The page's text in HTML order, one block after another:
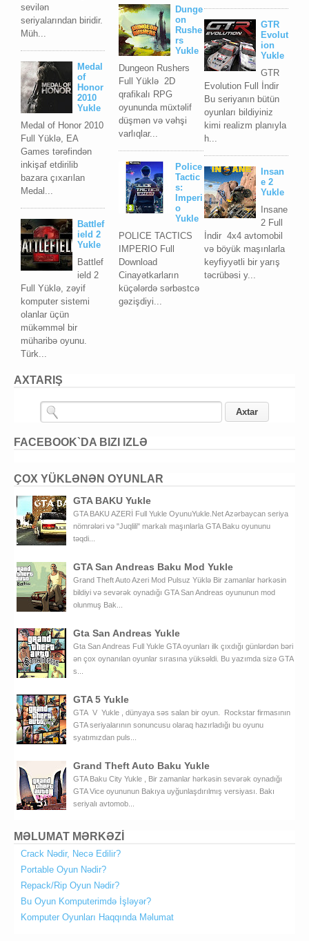
sevilən
seriyalarından biridir.
Müh...
Medal
of
Honor
2010
Yukle
Medal of Honor 2010
Full Yüklə, EA
Games tərəfindən
inkişaf etdirilib
bazara çıxarılan
Medal...
Battlef
ield 2
Yukle
Battlef
ield 2
Full Yüklə, zəyif
komputer sistemi
olanlar üçün
mükəmməl bir
müharibə oyunu.
Türk...
GTR
Evolut
ion
Yukle
GTR
Evolution Full İndir
Bu seriyanın bütün
oyunları bildiyiniz
kimi realizm planıyla
h...
Insan
e 2
Yukle
Insane
2 Full
İndir 4x4 avtomobil
və böyük maşınlarla
keyfiyyətli bir yarış
təcrübəsi y...
Dunge
on
Rushe
rs
Yukle
Dungeon Rushers
Full Yüklə 2D
qrafikalı RPG
oyununda müxtəlif
düşmən və vəhşi
varlıqlar...
Police
Tactic
s:
Imperi
o
Yukle
POLICE TACTICS
IMPERIO Full
Download
Cinayətkarların
küçələrdə sərbəstcə
gəzişdiyi...
AXTARIŞ
FACEBOOK`DA BIZI IZLƏ
ÇOX YÜKLƏNƏN OYUNLAR
GTA BAKU Yukle
GTA BAKU AZERİ Full Yukle OyunuYukle.Net Azərbaycan seriya
nömrələri və "Juqlili" markalı maşınlarla GTA Baku oyununu
təqdi...
GTA San Andreas Baku Mod Yukle
Grand Theft Auto Azeri Mod Pulsuz Yüklə Bir zamanlar hərkəsin
bildiyi və sevərək oynadığı GTA San Andreas oyununun mod
olunmuş Bak...
Gta San Andreas Yukle
Gta San Andreas Full Yukle GTA oyunları ilk çıxdığı günlərdən bəri
ən çox oynanılan oyunlar sırasına yüksəldi. Bu yazımda sizə GTA
s...
GTA 5 Yukle
GTA V Yukle , dünyaya səs salan bir oyun. Rockstar firmasının
GTA seriyalarının sonuncusu olaraq hazırladığı bu oyunu
syatımızdan puls...
Grand Theft Auto Baku Yukle
GTA Baku City Yukle , Bir zamanlar hərkəsin sevərək oynadığı
GTA Vice oyununun Bakıya uyğunlaşdırılmış versiyası. Bakı
seriyalı avtomob...
MƏLUMAT MƏRKƏZİ
Crack Nədir, Necə Edilir?
Portable Oyun Nədir?
Repack/Rip Oyun Nədir?
Bu Oyun Komputerimdə İşləyər?
Komputer Oyunları Haqqında Məlumat